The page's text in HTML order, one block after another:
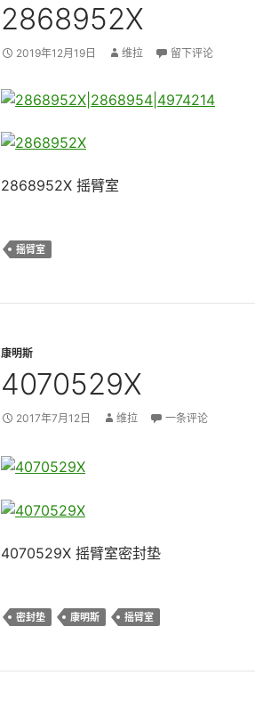
2868952X
2019年12月19日 维拉 留下评论
2868952X 摇臂室
摇臂室
康明斯
4070529X
2017年7月12日 维拉 一条评论
4070529X 摇臂室密封垫
密封垫 康明斯 摇臂室